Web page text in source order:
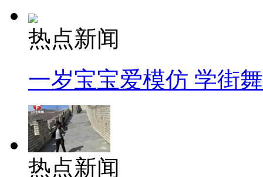
热点新闻
一岁宝宝爱模仿 学街
热点新闻